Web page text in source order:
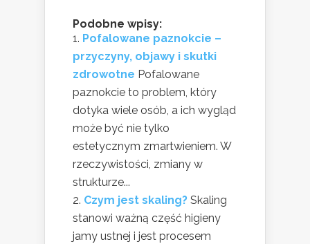
Podobne wpisy:
Pofalowane paznokcie –
przyczyny, objawy i skutki
zdrowotne Pofalowane
paznokcie to problem, który
dotyka wiele osób, a ich wygląd
może być nie tylko
estetycznym zmartwieniem. W
rzeczywistości, zmiany w
strukturze...
Czym jest skaling? Skaling
stanowi ważną część higieny
jamy ustnej i jest procesem